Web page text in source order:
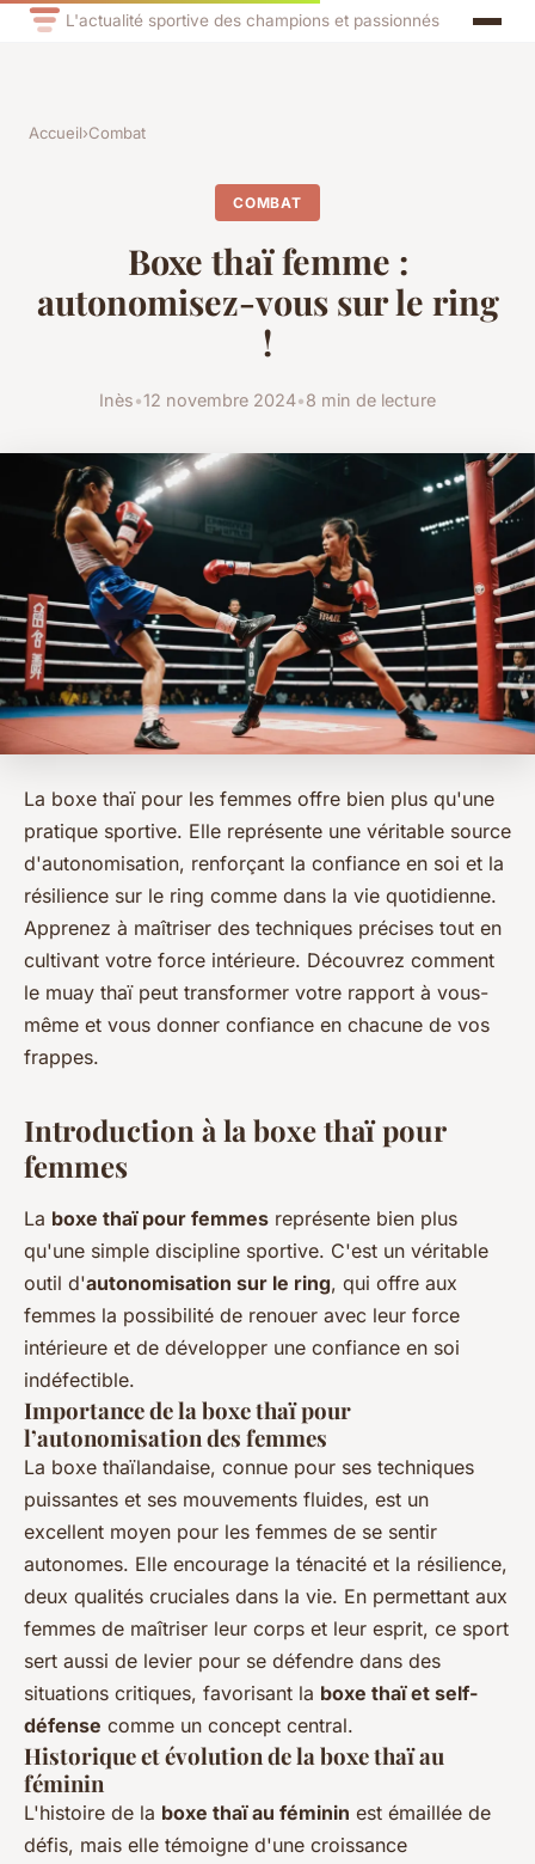
L'actualité sportive des champions et passionnés
Accueil›Combat
COMBAT
Boxe thaï femme :
autonomisez-vous sur le ring
!
Inès•12 novembre 2024•8 min de lecture
La boxe thaï pour les femmes offre bien plus qu'une
pratique sportive. Elle représente une véritable source
d'autonomisation, renforçant la confiance en soi et la
résilience sur le ring comme dans la vie quotidienne.
Apprenez à maîtriser des techniques précises tout en
cultivant votre force intérieure. Découvrez comment
le muay thaï peut transformer votre rapport à vous-
même et vous donner confiance en chacune de vos
frappes.
Introduction à la boxe thaï pour
femmes
La boxe thaï pour femmes représente bien plus
qu'une simple discipline sportive. C'est un véritable
outil d'autonomisation sur le ring, qui offre aux
femmes la possibilité de renouer avec leur force
intérieure et de développer une confiance en soi
indéfectible.
Importance de la boxe thaï pour
l’autonomisation des femmes
La boxe thaïlandaise, connue pour ses techniques
puissantes et ses mouvements fluides, est un
excellent moyen pour les femmes de se sentir
autonomes. Elle encourage la ténacité et la résilience,
deux qualités cruciales dans la vie. En permettant aux
femmes de maîtriser leur corps et leur esprit, ce sport
sert aussi de levier pour se défendre dans des
situations critiques, favorisant la boxe thaï et self-
défense comme un concept central.
Historique et évolution de la boxe thaï au
féminin
L'histoire de la boxe thaï au féminin est émaillée de
défis, mais elle témoigne d'une croissance